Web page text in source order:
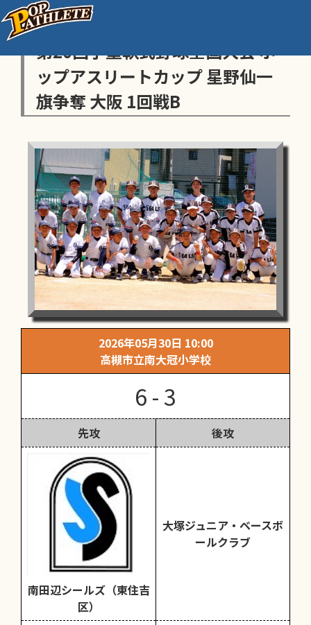
センス・トラストトーナメント
第20回学童軟式野球全国大会 ポ
ップアスリートカップ 星野仙一
旗争奪 大阪 1回戦B
2026年05月30日 10:00
高槻市立南大冠小学校
6 - 3
先攻 後攻
南田辺シールズ（東住吉
区）
大塚ジュニア・ベースボ
ールクラブ